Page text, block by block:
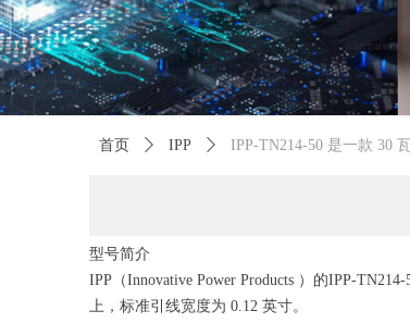
首页 ꄲ IPP ꄲ IPP-TN214-50 是一款 30
型号简介
IPP（Innovative Power Products ）的IPP-
上，标准引线宽度为 0.12 英寸。